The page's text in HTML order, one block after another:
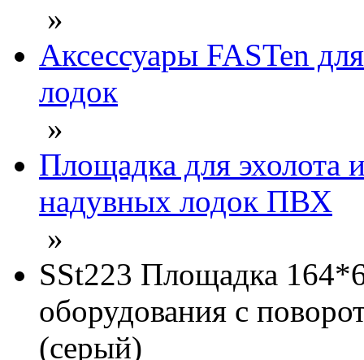
»
Аксессуары FASTen
лодок
»
Площадка для эхолота
надувных лодок ПВХ
»
SSt223 Площадка
оборудования с
(серый)